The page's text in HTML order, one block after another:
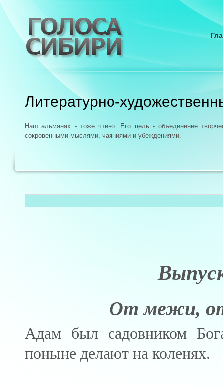
Литературно-
Наш альманах - тоже чтиво. Его цель - объединение
сокровенными мыслями, чаяниями и убеждениями.
От межи, от
Адам был садовником
поныне делают на коленях.